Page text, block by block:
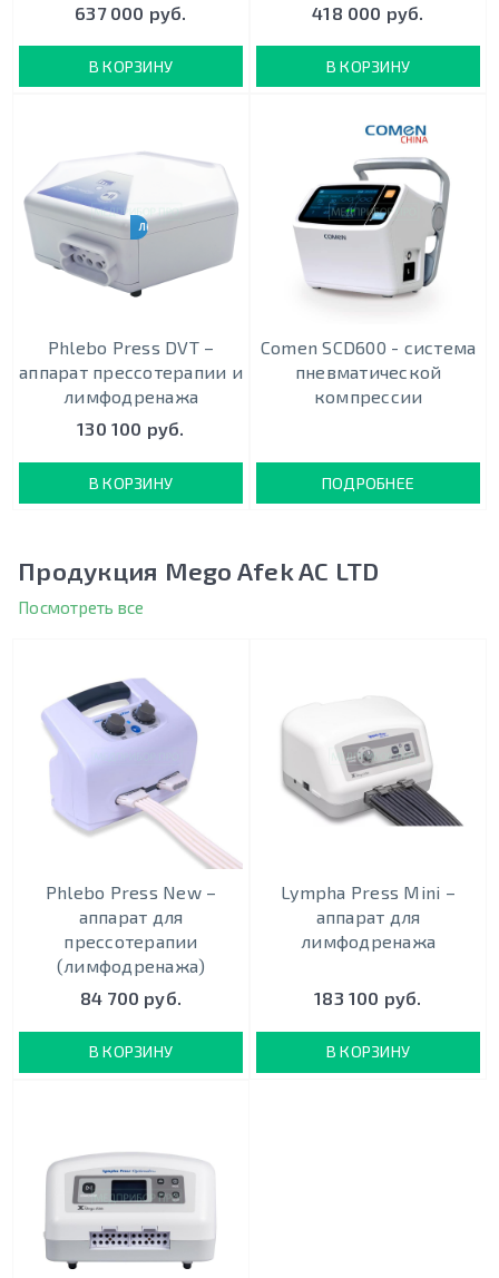
637 000 руб.
В КОРЗИНУ
418 000 руб.
В КОРЗИНУ
ЛЕЧЕНИЕ ОТЁКОВ
Phlebo Press DVT –
аппарат прессотерапии и
лимфодренажа
130 100 руб.
В КОРЗИНУ
Comen SCD600 - система
пневматической
компрессии
ПОДРОБНЕЕ
Продукция Mego Afek AC LTD
Посмотреть все
Phlebo Press New –
аппарат для
прессотерапии
(лимфодренажа)
84 700 руб.
В КОРЗИНУ
Lympha Press Mini –
аппарат для
лимфодренажа
183 100 руб.
В КОРЗИНУ